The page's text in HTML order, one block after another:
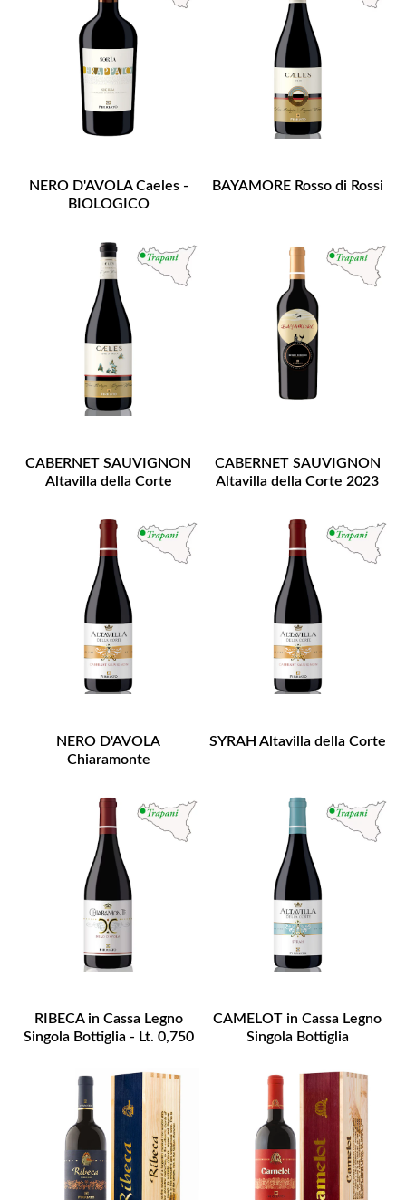
NERO D'AVOLA Caeles -
BIOLOGICO
BAYAMORE Rosso di Rossi
CABERNET SAUVIGNON
Altavilla della Corte
CABERNET SAUVIGNON
Altavilla della Corte 2023
NERO D'AVOLA
Chiaramonte
SYRAH Altavilla della Corte
RIBECA in Cassa Legno
Singola Bottiglia - Lt. 0,750
CAMELOT in Cassa Legno
Singola Bottiglia